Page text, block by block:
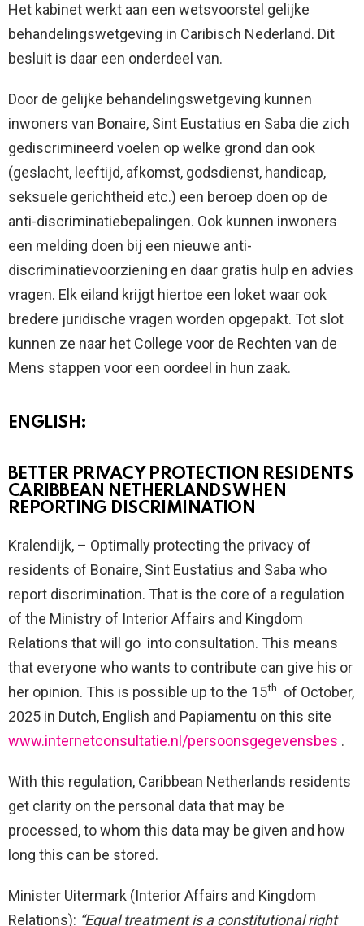
Het kabinet werkt aan een wetsvoorstel gelijke
behandelingswetgeving in Caribisch Nederland. Dit
besluit is daar een onderdeel van.
Door de gelijke behandelingswetgeving kunnen
inwoners van Bonaire, Sint Eustatius en Saba die zich
gediscrimineerd voelen op welke grond dan ook
(geslacht, leeftijd, afkomst, godsdienst, handicap,
seksuele gerichtheid etc.) een beroep doen op de
anti-discriminatiebepalingen. Ook kunnen inwoners
een melding doen bij een nieuwe anti-
discriminatievoorziening en daar gratis hulp en advies
vragen. Elk eiland krijgt hiertoe een loket waar ook
bredere juridische vragen worden opgepakt. Tot slot
kunnen ze naar het College voor de Rechten van de
Mens stappen voor een oordeel in hun zaak.
ENGLISH:
BETTER PRIVACY PROTECTION RESIDENTS
CARIBBEAN NETHERLANDS WHEN
REPORTING DISCRIMINATION
Kralendijk, – Optimally protecting the privacy of
residents of Bonaire, Sint Eustatius and Saba who
report discrimination. That is the core of a regulation
of the Ministry of Interior Affairs and Kingdom
Relations that will go into consultation. This means
that everyone who wants to contribute can give his or
her opinion. This is possible up to the 15th
of October,
2025 in Dutch, English and Papiamentu on this site
www.internetconsultatie.nl/persoonsgegevensbes .
With this regulation, Caribbean Netherlands residents
get clarity on the personal data that may be
processed, to whom this data may be given and how
long this can be stored.
Minister Uitermark (Interior Affairs and Kingdom
Relations): “Equal treatment is a constitutional right